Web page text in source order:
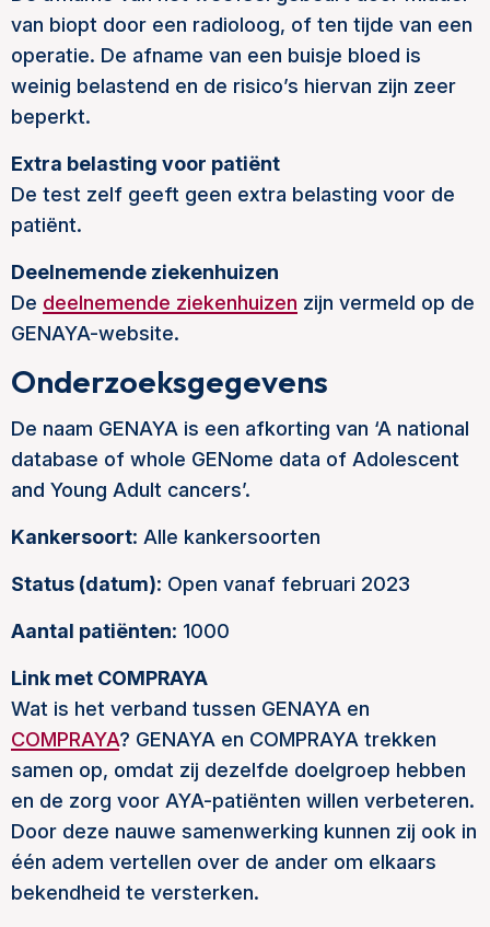
van biopt door een radioloog, of ten tijde van een
operatie. De afname van een buisje bloed is
weinig belastend en de risico’s hiervan zijn zeer
beperkt.
Extra belasting voor patiënt
De test zelf geeft geen extra belasting voor de
patiënt.
Deelnemende ziekenhuizen
De deelnemende ziekenhuizen zijn vermeld op de
GENAYA-website.
Onderzoeksgegevens
De naam GENAYA is een afkorting van ‘A national
database of whole GENome data of Adolescent
and Young Adult cancers’.
Kankersoort: Alle kankersoorten
Status (datum): Open vanaf februari 2023
Aantal patiënten: 1000
Link met COMPRAYA
Wat is het verband tussen GENAYA en
COMPRAYA? GENAYA en COMPRAYA trekken
samen op, omdat zij dezelfde doelgroep hebben
en de zorg voor AYA-patiënten willen verbeteren.
Door deze nauwe samenwerking kunnen zij ook in
één adem vertellen over de ander om elkaars
bekendheid te versterken.